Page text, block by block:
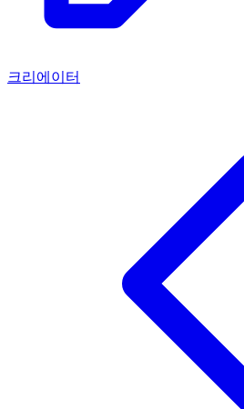
크리에이터